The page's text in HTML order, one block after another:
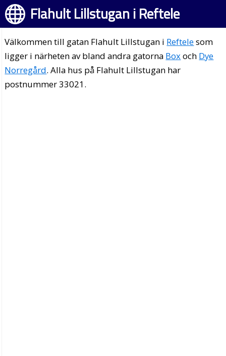
Flahult Lillstugan i Reftele
Välkommen till gatan Flahult Lillstugan i Reftelesom
ligger i närheten av bland andra gatorna Boxoch Dye
Norregård. Alla hus på Flahult Lillstugan har
postnummer 33021.